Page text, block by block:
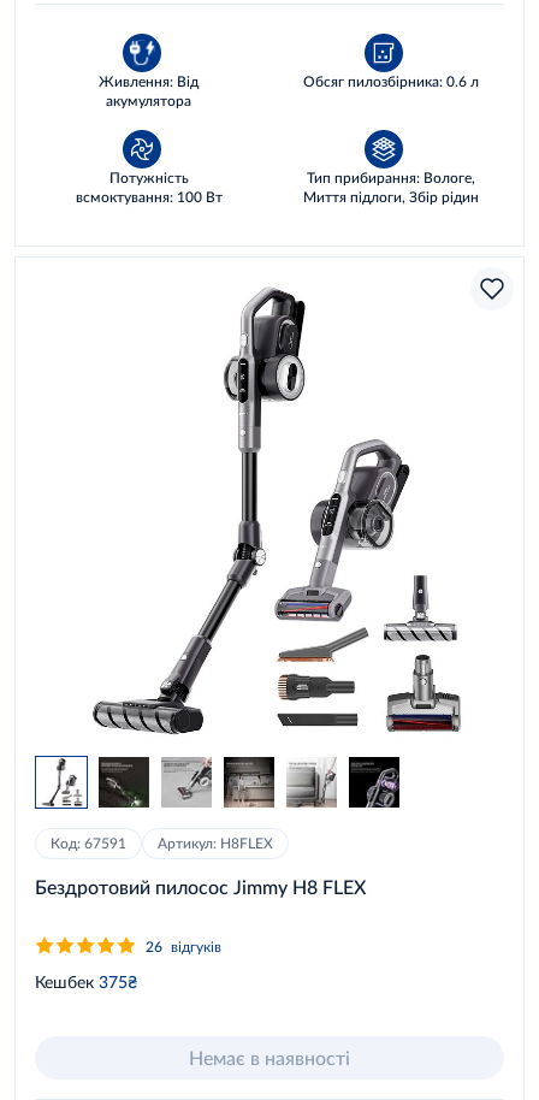
Живлення: Від
акумулятора
Обсяг пилозбірника: 0.6 л
Потужність
всмоктування: 100 Вт
Тип прибирання: Вологе,
Миття підлоги, Збір рідин
Код: 67591 Артикул: H8FLEX
Бездротовий пилосос Jimmy H8 FLEX
26 відгуків
Кешбек 375₴
Немає в наявності